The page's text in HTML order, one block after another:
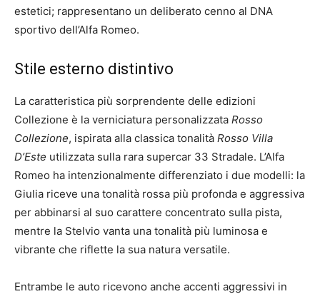
estetici; rappresentano un deliberato cenno al DNA
sportivo dell’Alfa Romeo.
Stile esterno distintivo
La caratteristica più sorprendente delle edizioni
Collezione è la verniciatura personalizzata Rosso
Collezione, ispirata alla classica tonalità Rosso Villa
D’Este utilizzata sulla rara supercar 33 Stradale. L’Alfa
Romeo ha intenzionalmente differenziato i due modelli: la
Giulia riceve una tonalità rossa più profonda e aggressiva
per abbinarsi al suo carattere concentrato sulla pista,
mentre la Stelvio vanta una tonalità più luminosa e
vibrante che riflette la sua natura versatile.
Entrambe le auto ricevono anche accenti aggressivi in ​​